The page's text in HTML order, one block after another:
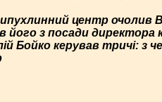
центр очолив
його з посади
Бойко керував тричі: з